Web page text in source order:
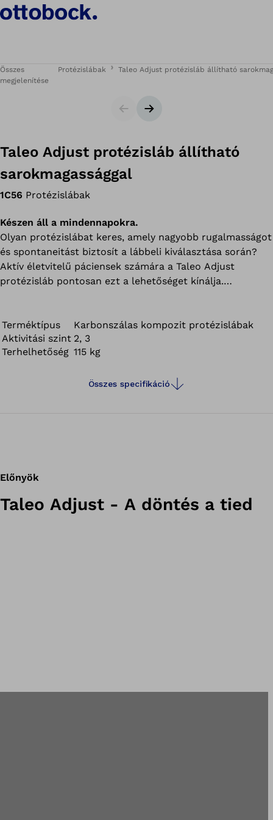
Összes
megjelenítése
Protézislábak Taleo Adjust protézisláb állítható
CsúszkaKövetkező dia
Taleo Adjust protézisláb állítható
sarokmagassággal
1C56 Protézislábak
Készen áll a mindennapokra.
Olyan protézislábat keres, amely nagyobb rugalmasságot
és spontaneitást biztosít a lábbeli kiválasztása során?
Aktív életvitelű páciensek számára a Taleo Adjust
protézisláb pontosan ezt a lehetőséget kínálja.
közé esik. Ennek köszönhetően bátran válthat lábbelit
alkalomtól és tevékenységtől függően.
Több, mint protézisláb. A biztonságérzet alapja.
Terméktípus
Karbonszálas kompozit protézislábak
Aktivitási szint 2, 3
Terhelhetőség 115 kg
Összes specifikáció
Előnyök
Taleo Adjust - A döntés a tied